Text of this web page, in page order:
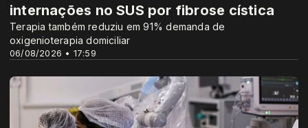
06/08/2026 • 17:59
internações no SUS por fibrose cística
Terapia também reduziu em 91% demanda de
oxigenioterapia domiciliar